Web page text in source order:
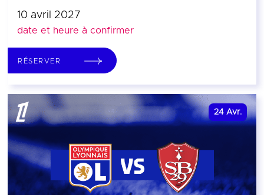
10 avril 2027
date et heure à confirmer
RÉSERVER
24 Avr.